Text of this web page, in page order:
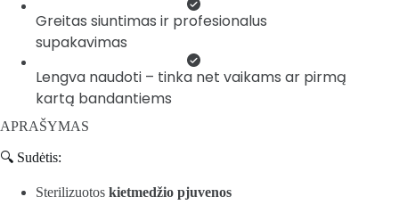
Greitas siuntimas ir profesionalus
supakavimas
Lengva naudoti – tinka net vaikams ar pirmą
kartą bandantiems
APRAŠYMAS
🔍 Sudėtis:
Sterilizuotos kietmedžio pjuvenos